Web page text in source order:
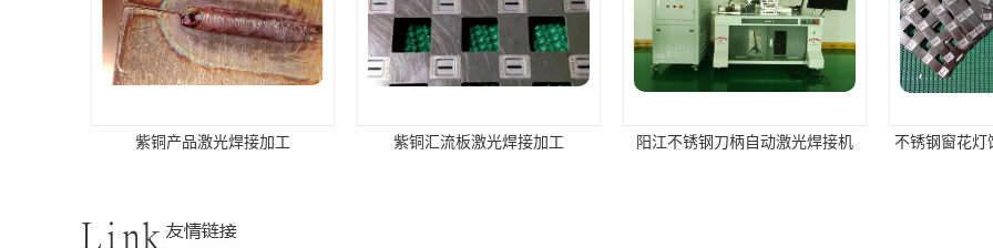
紫铜汇流板激光焊接加工 阳江不锈钢刀柄自动激光焊接机 不锈钢窗花灯饰手持式激光焊接机